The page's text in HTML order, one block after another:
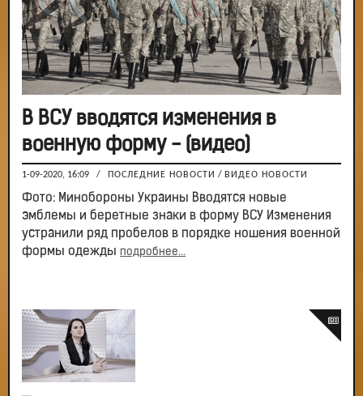
В ВСУ вводятся изменения в
военную форму - (видео)
1-09-2020, 16:09 / ПОСЛЕДНИЕ НОВОСТИ / ВИДЕО НОВОСТИ
Фото: Минобороны Украины Вводятся новые
эмблемы и беретные знаки в форму ВСУ Изменения
устранили ряд пробелов в порядке ношения военной
формы одежды подробнее...